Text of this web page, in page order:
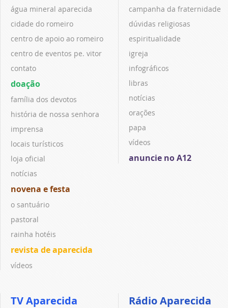
água mineral aparecida
cidade do romeiro
centro de apoio ao romeiro
centro de eventos pe. vitor
contato
doação
família dos devotos
história de nossa senhora
imprensa
locais turísticos
loja oficial
notícias
novena e festa
o santuário
pastoral
rainha hotéis
revista de aparecida
vídeos
campanha da fraternidade
dúvidas religiosas
espiritualidade
igreja
infográficos
libras
notícias
orações
papa
vídeos
anuncie no A12
TV Aparecida Rádio Aparecida